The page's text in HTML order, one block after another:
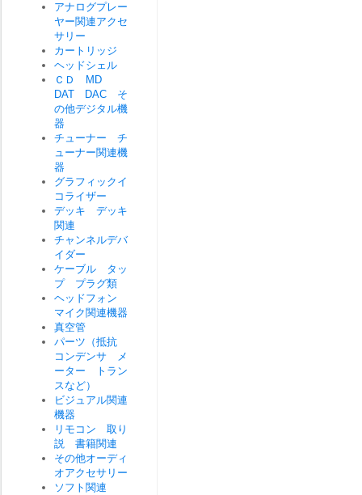
アナログプレー
ヤー関連アクセ
サリー
カートリッジ
ヘッドシェル
ＣＤ MD
DAT DAC そ
の他デジタル機
器
チューナー チ
ューナー関連機
器
グラフィックイ
コライザー
デッキ デッキ
関連
チャンネルデバ
イダー
ケーブル タッ
プ プラグ類
ヘッドフォン
マイク関連機器
真空管
パーツ（抵抗
コンデンサ メ
ーター トラン
スなど）
ビジュアル関連
機器
リモコン 取り
説 書籍関連
その他オーディ
オアクセサリー
ソフト関連